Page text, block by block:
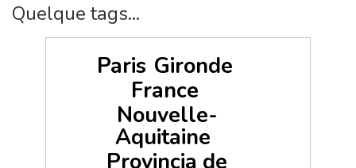
Quelque tags...
Paris Gironde
France
Nouvelle-
Aquitaine